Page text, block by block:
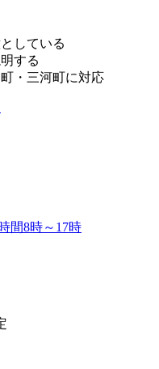
している
する
・三河町に対応
間8時～17時